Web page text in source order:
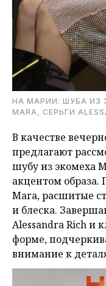
НА МАРИИ: ШУБА ИЗ
MARA, СЕРЬГИ
В качестве
предлагают
шубу из экомеха
акцентом
Mara, расшитые
и блеска.
Alessandra Rich и
форме,
внимание к